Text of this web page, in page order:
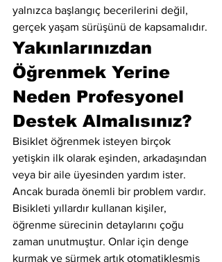
yalnızca başlangıç becerilerini değil,
gerçek yaşam sürüşünü de kapsamalıdır.
Yakınlarınızdan
Öğrenmek Yerine
Neden Profesyonel
Destek Almalısınız?
Bisiklet öğrenmek isteyen birçok
yetişkin ilk olarak eşinden, arkadaşından
veya bir aile üyesinden yardım ister.
Ancak burada önemli bir problem vardır.
Bisikleti yıllardır kullanan kişiler,
öğrenme sürecinin detaylarını çoğu
zaman unutmuştur. Onlar için denge
kurmak ve sürmek artık otomatikleşmiş